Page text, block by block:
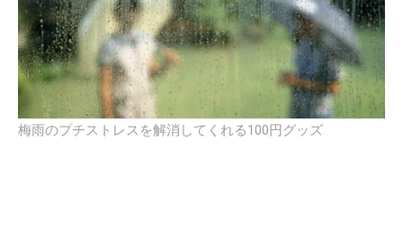
梅雨のプチストレスを解消してくれる100円グッズ